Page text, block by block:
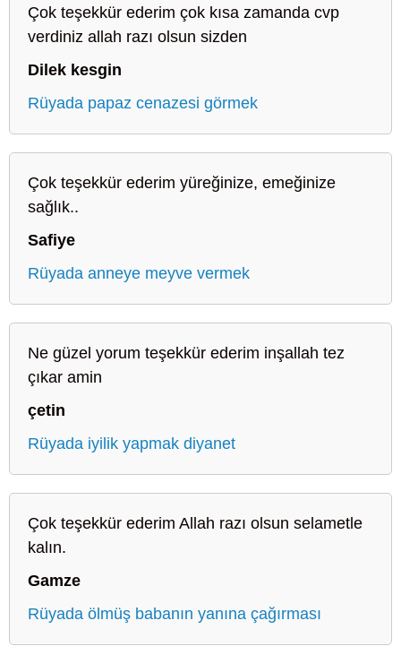
Çok teşekkür ederim çok kısa zamanda cvp
verdiniz allah razı olsun sizden
Dilek kesgin
Rüyada papaz cenazesi görmek
Çok teşekkür ederim yüreğinize, emeğinize
sağlık..
Safiye
Rüyada anneye meyve vermek
Ne güzel yorum teşekkür ederim inşallah tez
çıkar amin
çetin
Rüyada iyilik yapmak diyanet
Çok teşekkür ederim Allah razı olsun selametle
kalın.
Gamze
Rüyada ölmüş babanın yanına çağırması